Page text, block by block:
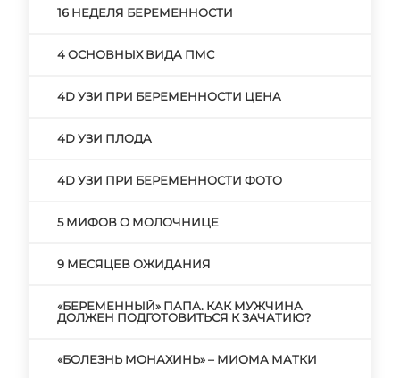
16 НЕДЕЛЯ БЕРЕМЕННОСТИ
4 ОСНОВНЫХ ВИДА ПМС
4D УЗИ ПРИ БЕРЕМЕННОСТИ ЦЕНА
4D УЗИ ПЛОДА
4D УЗИ ПРИ БЕРЕМЕННОСТИ ФОТО
5 МИФОВ О МОЛОЧНИЦЕ
9 МЕСЯЦЕВ ОЖИДАНИЯ
«БЕРЕМЕННЫЙ» ПАПА. КАК МУЖЧИНА
ДОЛЖЕН ПОДГОТОВИТЬСЯ К ЗАЧАТИЮ?
«БОЛЕЗНЬ МОНАХИНЬ» – МИОМА МАТКИ